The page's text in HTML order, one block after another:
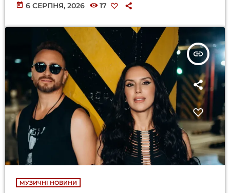
today 6 СЕРПНЯ, 2026 17
insert_link
МУЗИЧНІ НОВИНИ